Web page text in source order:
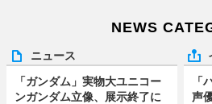
NEWS
ニュース
「ガンダム」実物大ユニコー
ンガンダム立像、展示終了に
「
声